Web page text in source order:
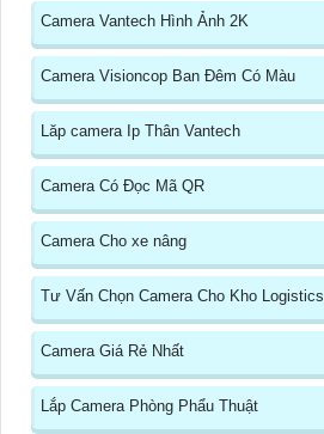
Camera Vantech Hình Ảnh 2K
Camera Visioncop Ban Đêm Có Màu
Lăp camera Ip Thân Vantech
Camera Có Đọc Mã QR
Camera Cho xe nâng
Tư Vấn Chọn Camera Cho Kho Logistics
Camera Giá Rẻ Nhất
Lắp Camera Phòng Phẩu Thuật